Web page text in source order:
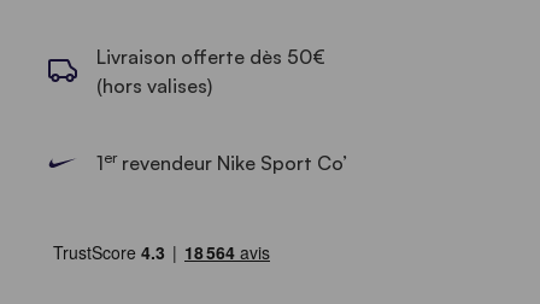
Livraison offerte dès 50€
(hors valises)
1errevendeur Nike Sport Co’